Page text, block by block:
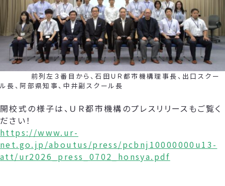
前列左３番目から、石田ＵＲ都市機構理事長、出口スクー
ル長、阿部県知事、中井副スクール長
開校式の様子は、ＵＲ都市機構のプレスリリースもご覧く
ださい！
https://www.ur-
net.go.jp/aboutus/press/pcbnj10000000u13-
att/ur2026_press_0702_honsya.pdf